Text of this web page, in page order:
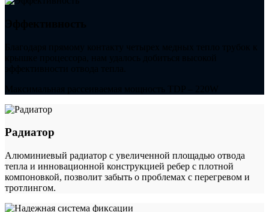
Радиатор
Алюминиевый радиатор с увеличенной площадью отвода
тепла и инновационной конструкцией ребер с плотной
компоновкой, позволит забыть о проблемах с перегревом и
тротлингом.